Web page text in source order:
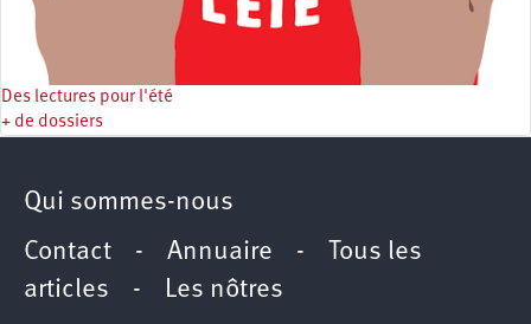
Des lectures pour l'été
+ de dossiers
Qui sommes-nous
Contact - Annuaire - Tous les
articles -
Les nôtres